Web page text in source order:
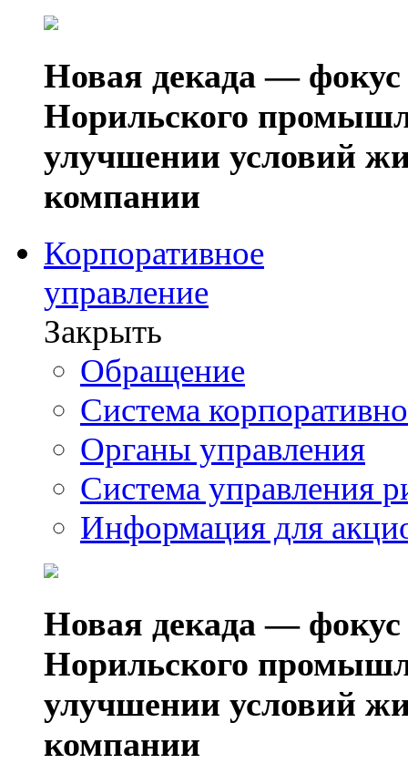
Новая декада — фокус
Норильского
улучшении условий
компании
Корпоративное
управление
Закрыть
Обращение
Система
Органы управления
Система управления
Информация для
Новая декада — фокус
Норильского
улучшении условий
компании